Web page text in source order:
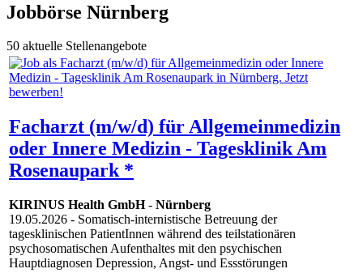
Jobbörse Nürnberg
50 aktuelle Stellenangebote
Facharzt (m/w/d) für Allgemeinmedizin
oder Innere Medizin - Tagesklinik Am
Rosenaupark *
KIRINUS Health GmbH- Nürnberg
19.05.2026 - Somatisch-internistische Betreuung der
tagesklinischen PatientInnen während des teilstationären
psychosomatischen Aufenthaltes mit den psychischen
Hauptdiagnosen Depression, Angst- und Essstörungen